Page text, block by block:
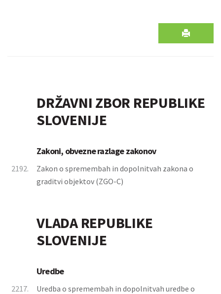
DRŽAVNI ZBOR REPUBLIKE
SLOVENIJE
Zakoni, obvezne razlage zakonov
2192.
Zakon o spremembah in dopolnitvah zakona o
graditvi objektov (ZGO-C)
VLADA REPUBLIKE
SLOVENIJE
Uredbe
2217.
Uredba o spremembah in dopolnitvah uredbe o